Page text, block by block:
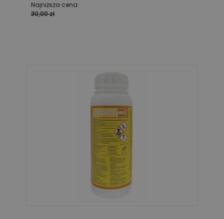
Najniższa cena:
30,00 zł